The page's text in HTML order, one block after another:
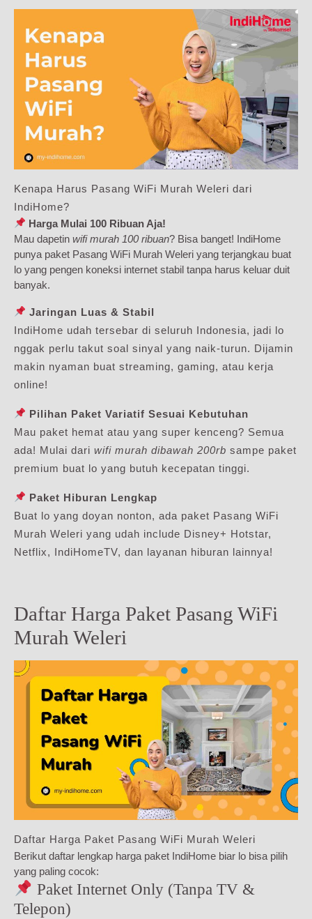
Kenapa Harus Pasang WiFi Murah Weleri dari
IndiHome?
Harga Mulai 100 Ribuan Aja!
Mau dapetin wifi murah 100 ribuan? Bisa banget! IndiHome
punya paket Pasang WiFi Murah Weleri yang terjangkau buat
lo yang pengen koneksi internet stabil tanpa harus keluar duit
banyak.
Jaringan Luas & Stabil
IndiHome udah tersebar di seluruh Indonesia, jadi lo
nggak perlu takut soal sinyal yang naik-turun. Dijamin
makin nyaman buat streaming, gaming, atau kerja
online!
Pilihan Paket Variatif Sesuai Kebutuhan
Mau paket hemat atau yang super kenceng? Semua
ada! Mulai dari wifi murah dibawah 200rb sampe paket
premium buat lo yang butuh kecepatan tinggi.
Paket Hiburan Lengkap
Buat lo yang doyan nonton, ada paket Pasang WiFi
Murah Weleri yang udah include Disney+ Hotstar,
Netflix, IndiHomeTV, dan layanan hiburan lainnya!
Daftar Harga Paket Pasang WiFi
Murah Weleri
Daftar Harga Paket Pasang WiFi Murah Weleri
Berikut daftar lengkap harga paket IndiHome biar lo bisa pilih
yang paling cocok:
Paket Internet Only (Tanpa TV &
Telepon)